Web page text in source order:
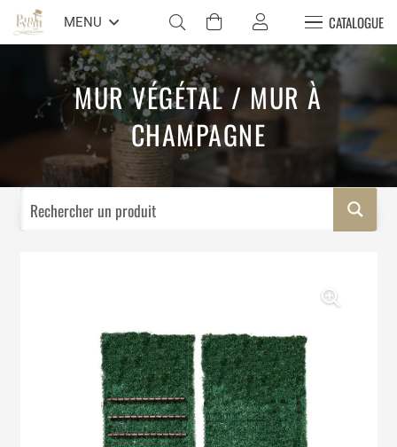
MENU CATALOGUE
MUR VÉGÉTAL / MUR À
CHAMPAGNE